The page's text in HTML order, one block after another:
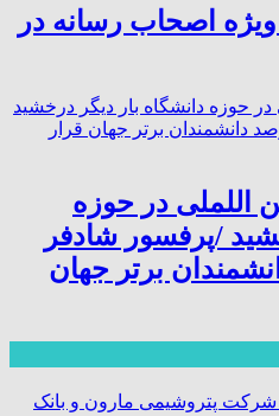
ویژه اصحاب رسانه در
اللملی در حوزه
/پرفسور شادفر
برتر جهان